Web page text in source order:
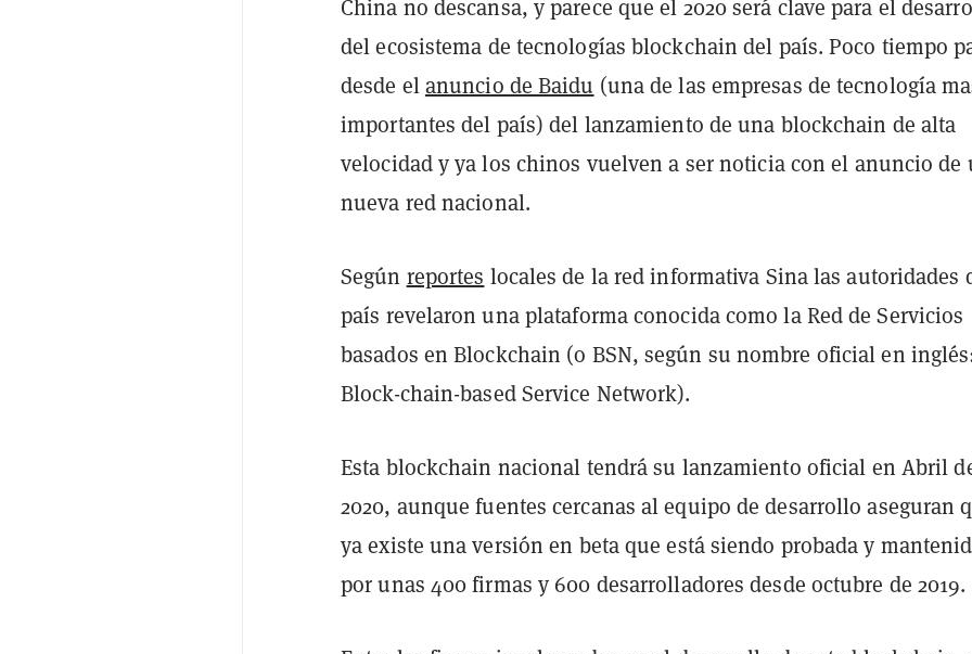
China no descansa, y parece que el 2020 será clave para el
del ecosistema de tecnologías blockchain del país. Poco tiempo
desde elanuncio de Baidu (una de las empresas de tecnología
importantes del país) del lanzamiento de una blockchain de alta
velocidad y ya los chinos vuelven a ser noticia con el anuncio de
nueva red nacional.
Según reportes locales de la red informativa Sina las autoridades
país revelaron una plataforma conocida como la Red de Servicios
basados en Blockchain (o BSN, según su nombre oficial en
Block-chain-based Service Network).
Esta blockchain nacional tendrá su lanzamiento oficial en Abril
2020, aunque fuentes cercanas al equipo de desarrollo aseguran
ya existe una versión en beta que está siendo probada y
por unas 400 firmas y 600 desarrolladores desde octubre de 2019.